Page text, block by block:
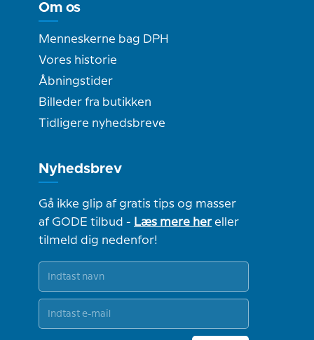
Om os
Menneskerne bag DPH
Vores historie
Åbningstider
Billeder fra butikken
Tidligere nyhedsbreve
Nyhedsbrev
Gå ikke glip af gratis tips og masser
af GODE tilbud - Læs mere hereller
tilmeld dig nedenfor!